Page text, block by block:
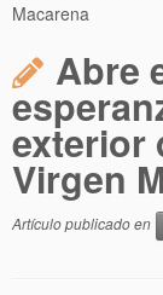
NUESTROS
PUBLICACIONES
CONTACTO
Macarena
Abre
exterior
Virgen
Artículo publicado en